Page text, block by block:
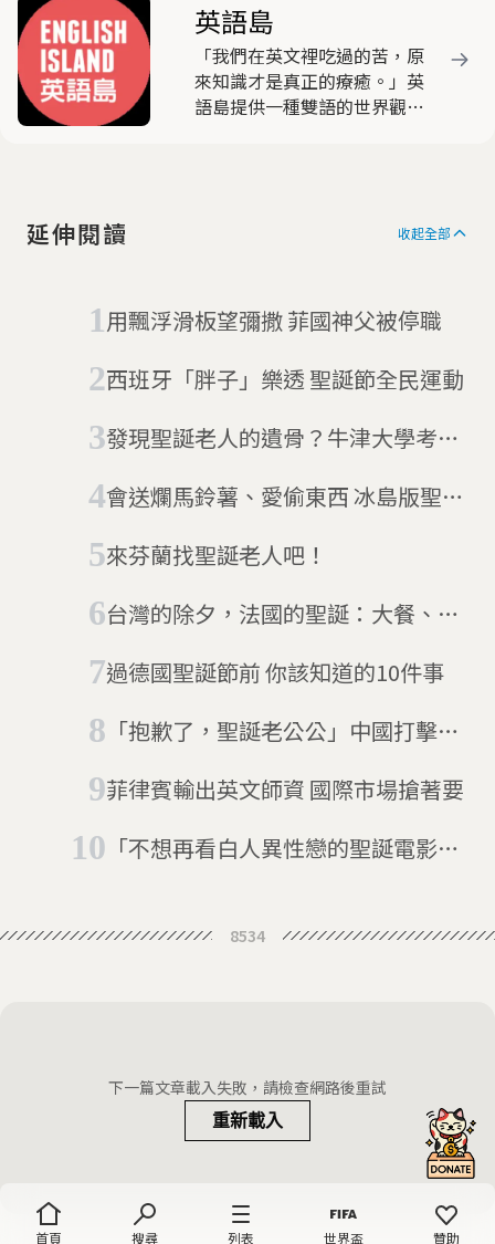
首頁 搜尋 列表 世界盃 贊助
英語島
「我們在英文裡吃過的苦，原
來知識才是真正的療癒。」英
語島提供一種雙語的世界觀，
有「世界旅行家」、有「知識
的滲透是不可思議、恍然大
悟，會讓英文走入靈魂。英語
吸一口，一口入魂。讀英語島
趣味和品味。
延伸閱讀 收起全部
用飄浮滑板望彌撒 菲國神父被停職
西班牙「胖子」樂透 聖誕節全民運動
發現聖誕老人的遺骨？牛津大學考古
會送爛馬鈴薯、愛偷東西 冰島版聖誕
來芬蘭找聖誕老人吧！
台灣的除夕，法國的聖誕：大餐、團
過德國聖誕節前 你該知道的10件事
「抱歉了，聖誕老公公」中國打擊聖
菲律賓輸出英文師資 國際市場搶著要
「不想再看白人異性戀的聖誕電影
8534
下一篇文章載入失敗，請檢查網路後重試
重新載入